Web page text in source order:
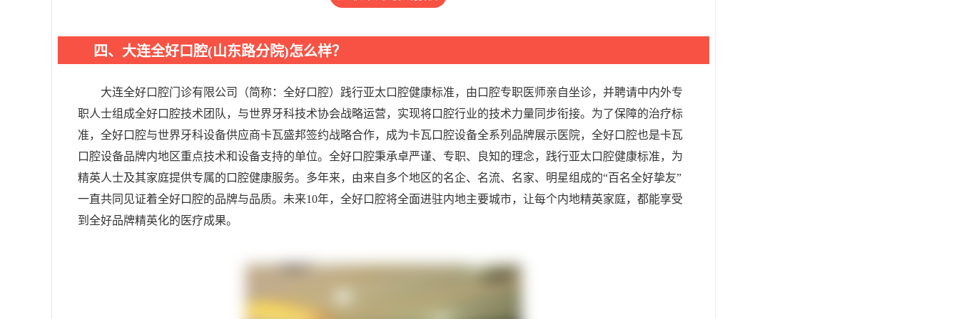
四、大连全好口腔(山东路分院)怎么样？
大连全好口腔门诊有限公司（简称：全好口腔）践行亚太口腔健康标准，由口腔专职医师亲自坐诊，并聘请中内外专
职人士组成全好口腔技术团队，与世界牙科技术协会战略运营，实现将口腔行业的技术力量同步衔接。为了保障的治疗标
准，全好口腔与世界牙科设备供应商卡瓦盛邦签约战略合作，成为卡瓦口腔设备全系列品牌展示医院，全好口腔也是卡瓦
口腔设备品牌内地区重点技术和设备支持的单位。全好口腔秉承卓严谨、专职、良知的理念，践行亚太口腔健康标准，为
精英人士及其家庭提供专属的口腔健康服务。多年来，由来自多个地区的名企、名流、名家、明星组成的“百名全好挚友”
一直共同见证着全好口腔的品牌与品质。未来10年，全好口腔将全面进驻内地主要城市，让每个内地精英家庭，都能享受
到全好品牌精英化的医疗成果。